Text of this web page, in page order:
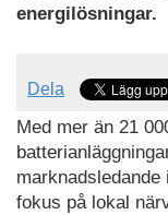
energilösningar.
Dela
Med mer än 21
marknadsledande
fokus på lokal